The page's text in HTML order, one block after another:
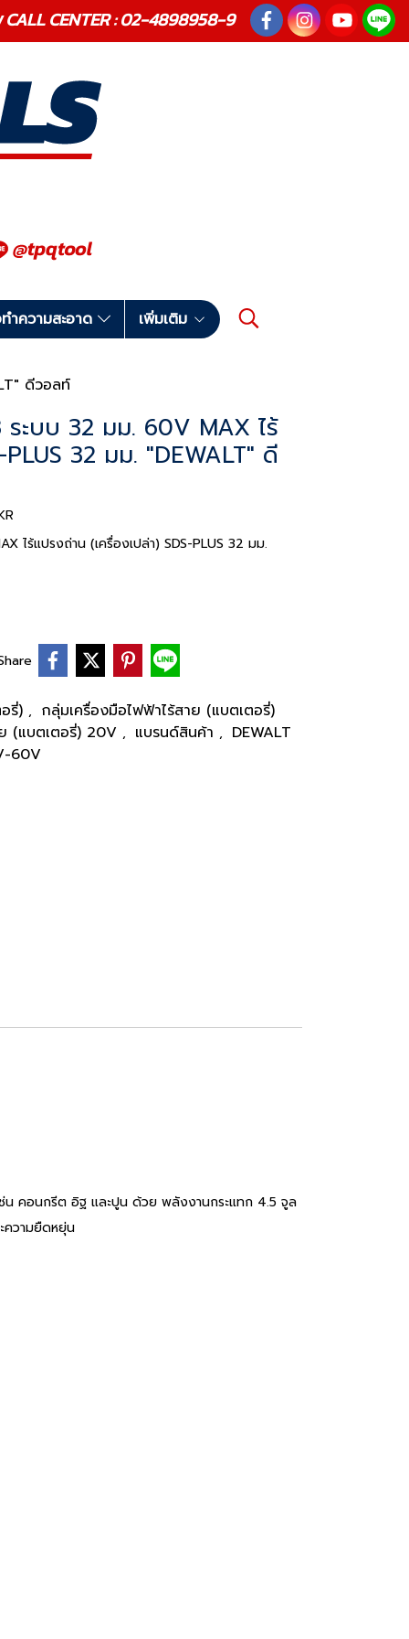
CENTER : 02-4898958-9
ำความสะอาด เพิ่มเติม
ดีวอลท์
ระบบ 32 มม. 60V MAX ไร้
32 มม. "DEWALT" ดี
ไร้แปรงถ่าน (เครื่องเปล่า) SDS-PLUS 32 มม.
รี่) , กลุ่มเครื่องมือไฟฟ้าไร้สาย (แบตเตอรี่)
(แบตเตอรี่) 20V , แบรนด์สินค้า , DEWALT
60V
ช่น คอนกรีต อิฐ และปูน ด้วย พลังงานกระแทก 4.5 จูล
ความยืดหยุ่น